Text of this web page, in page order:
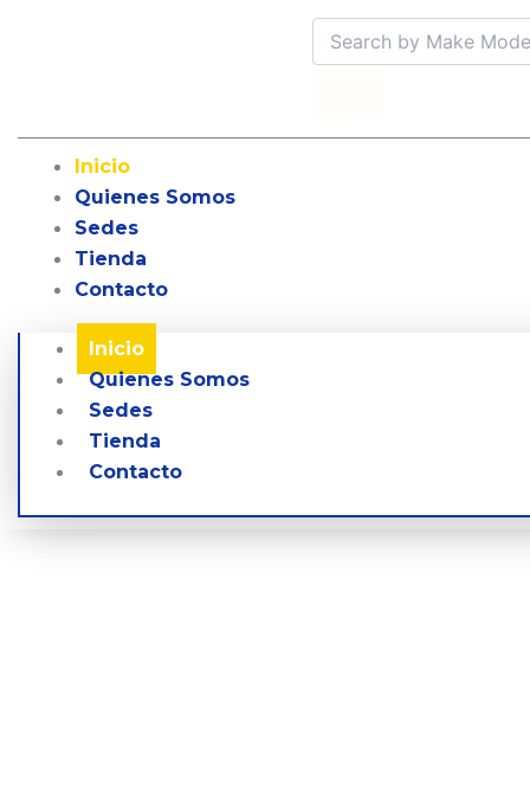
Search
Inicio
Quienes Somos
Sedes
Tienda
Contacto
Inicio
Quienes Somos
Sedes
Tienda
Contacto